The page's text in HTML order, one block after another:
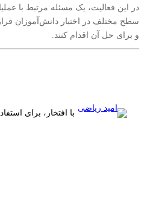
در این فعالیت، یک مسئله مرتبط با
سطح مختلف در اختیار دانش‌آموزان
و برای حل آن اقدام کنند.
با افتخار، برای